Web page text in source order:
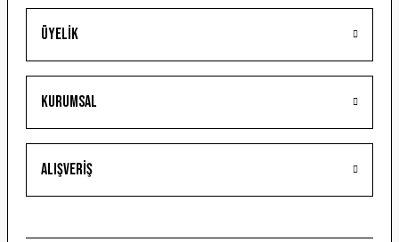
Gönder
Üyelik
Kurumsal
Alışveriş